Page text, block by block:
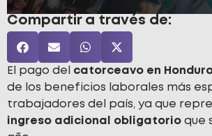
Compartir a través de:
El pago del catorceavo en
de los beneficios laborales más
trabajadores del país, ya que
ingreso adicional obligatorio que